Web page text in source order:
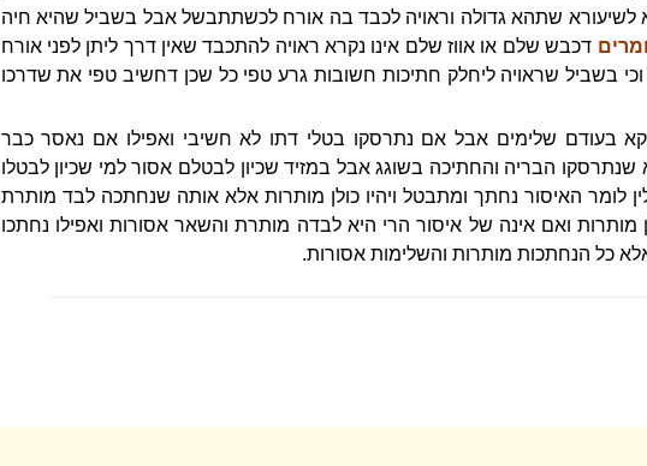
לשיעורא שתהא גדולה וראויה לכבד בה אורח לכשתתבשל אבל בשביל שהיא חיה
דכבש שלם או אווז שלם אינו נקרא ראויה להתכבד שאין דרך ליתן לפני אורח
בשביל שראויה ליחלק חתיכות חשובות גרע טפי כל שכן דחשיב טפי את שדרכו
בעודם שלימים אבל אם נתרסקו בטלי דתו לא חשיבי ואפילו אם נאסר כבר
הבריה והחתיכה בשוגג אבל במזיד שכיון לבטלם אסור למי שכיון לבטלו
לומר האיסור נחתך ומתבטל ויהיו כולן מותרות אלא אותה שנחתכה לבד מותרת
ואם אינה של איסור הרי היא לבדה מותרת והשאר אסורות ואפילו נחתכו
כל הנחתכות מותרות והשלימות אסורות.